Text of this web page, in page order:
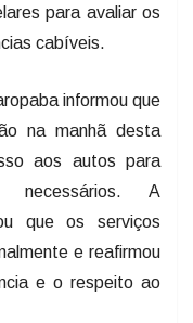
para avaliar os
cabíveis.
informou que
na manhã desta
aos autos para
necessários. A
que os serviços
e reafirmou
e o respeito ao